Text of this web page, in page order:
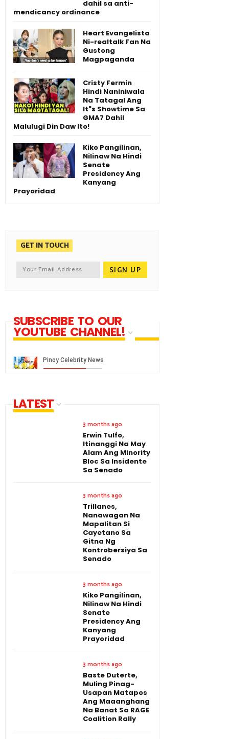
dahil sa anti-
mendicancy ordinance
Heart Evangelista
Ni-realtalk Fan Na
Gustong
Magpaganda
Cristy Fermin
Hindi Naniniwala
Na Tatagal Ang
It"s Showtime Sa
GMA7 Dahil
Malulugi Din Daw Ito!
Kiko Pangilinan,
Nilinaw Na Hindi
Senate
Presidency Ang
Kanyang
Prayoridad
GET IN TOUCH
SUBSCRIBE TO OUR
YOUTUBE CHANNEL!
LATEST
3 months ago
Erwin Tulfo,
Itinanggi Na May
Alam Ang Minority
Bloc Sa Insidente
Sa Senado
3 months ago
Trillanes,
Nanawagan Na
Mapalitan Si
Cayetano Sa
Gitna Ng
Kontrobersiya Sa
Senado
3 months ago
Kiko Pangilinan,
Nilinaw Na Hindi
Senate
Presidency Ang
Kanyang
Prayoridad
3 months ago
Baste Duterte,
Muling Pinag-
Usapan Matapos
Ang Maaanghang
Na Banat Sa RAGE
Coalition Rally